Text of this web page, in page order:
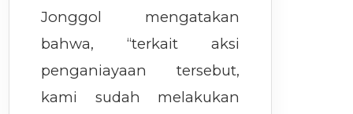
Jonggol mengatakan
bahwa, “terkait aksi
penganiayaan tersebut,
kami sudah melakukan